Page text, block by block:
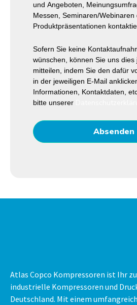
und Angeboten,
Messen, Seminaren/Webinaren
Produktpräsentationen
Sofern Sie keine
wünschen, können Sie uns dies
mitteilen, indem Sie den dafür
in der jeweiligen E-Mail
Informationen, Kontaktdaten,
bitte unserer
Atlas Copco Kompressoren ist Ihr
industrielle Kompressoren und
Deutschland. Mit einem